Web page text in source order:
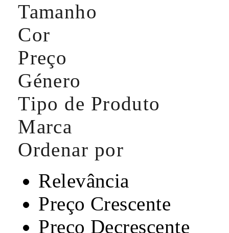
Tamanho
Cor
Preço
Género
Tipo de Produto
Marca
Ordenar por
Relevância
Preço Crescente
Preço Decrescente